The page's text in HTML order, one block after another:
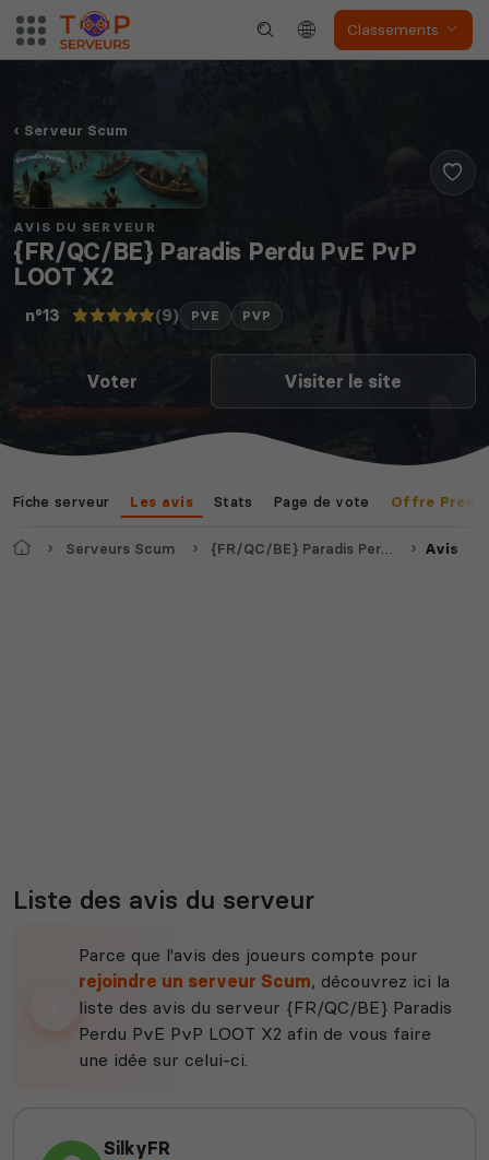
Classements
Serveur Scum
AVIS DU SERVEUR
{FR/QC/BE} Paradis Perdu PvE PvP
LOOT X2
n°13 (9) PVE PVP
Voter Visiter le site
Fiche serveur Les avis Stats Page de vote Offre
AccueilServeurs Scum {FR/QC/BE} Paradis Perdu PvE PvP LOOT X2 Avis
Liste des avis du serveur
Parce que l'avis des joueurs compte pour
rejoindre un serveur Scum, découvrez ici la
liste des avis du serveur {FR/QC/BE} Paradis
Perdu PvE PvP LOOT X2 afin de vous faire
une idée sur celui-ci.
SilkyFR